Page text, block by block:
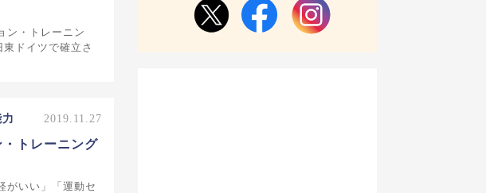
ン・トレーニン
ドイツで確立さ
2019.11.27
トレーニング
がいい」「運動セ